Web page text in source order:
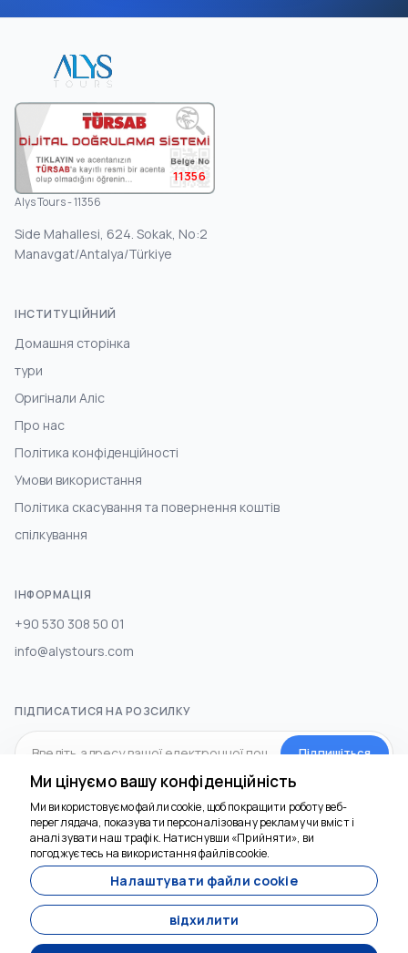
11356
Alys Tours - 11356
Side Mahallesi, 624. Sokak, No:2
Manavgat/Antalya/Türkiye
ІНСТИТУЦІЙНИЙ
Домашня сторінка
тури
Оригінали Аліс
Про нас
Політика конфіденційності
Умови використання
Політика скасування та повернення коштів
спілкування
ІНФОРМАЦІЯ
+90 530 308 50 01
info@alystours.com
ПІДПИСАТИСЯ НА РОЗСИЛКУ
Підпишіться
СОЦ.МЕДІА
Ми цінуємо вашу конфіденційність
Ми використовуємо файли cookie, щоб покращити роботу веб-
переглядача, показувати персоналізовану рекламу чи вміст і
аналізувати наш трафік. Натиснувши «Прийняти», ви
погоджуєтесь на використання файлів cookie.
Налаштувати файли cookie
відхилити
Ми тут, щоб
допомогти